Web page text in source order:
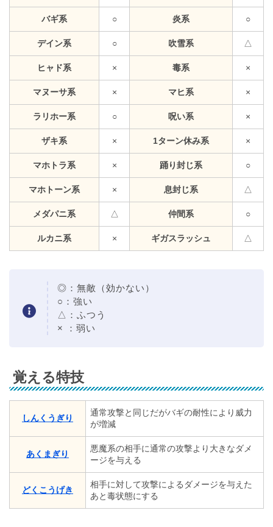
バギ系 ○ 炎系 ○
デイン系 ○ 吹雪系 △
ヒャド系 × 毒系 ×
マヌーサ系 × マヒ系 ×
ラリホー系 ○ 呪い系 ×
ザキ系 × 1ターン休み系 ×
マホトラ系 × 踊り封じ系 ○
マホトーン系 × 息封じ系 △
メダパニ系 △ 仲間系 ○
ルカニ系 × ギガスラッシュ △
◎：無敵（効かない）
○：強い
△：ふつう
× ：弱い
覚える特技
しんくうぎり
通常攻撃と同じだがバギの耐性により威力
が増減
あくまぎり
悪魔系の相手に通常の攻撃より大きなダメ
ージを与える
どくこうげき
相手に対して攻撃によるダメージを与えた
あと毒状態にする